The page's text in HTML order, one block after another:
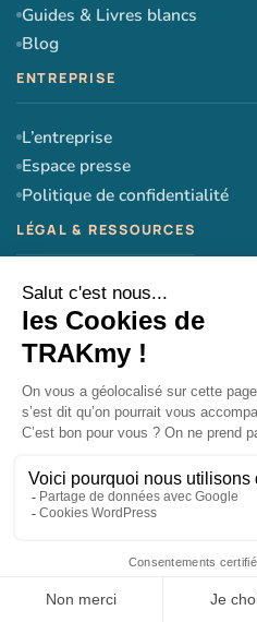
Guides & Livres blancs
Blog
L’entreprise
Espace presse
Politique de confidentialité
CGU
CGV
Mentions légales